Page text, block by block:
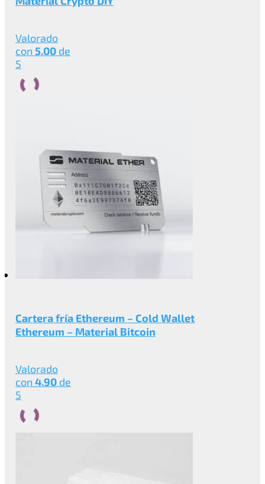
Valorado
con 5.00 de
5
Cartera fría Ethereum – Cold Wallet
Ethereum – Material Bitcoin
Valorado
con 4.90 de
5